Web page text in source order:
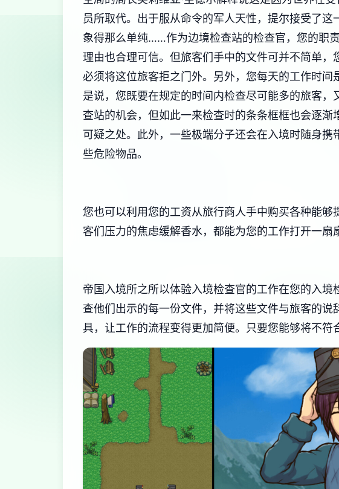
员所取代。出于服从命令的军人天性，提尔接受了
象得那么单纯……作为边境检查站的检查官，您的职
理由也合理可信。但旅客们手中的文件可并不简单
必须将这位旅客拒之门外。另外，您每天的工作时
是说，您既要在规定的时间内检查尽可能多的旅客
查站的机会，但如此一来检查时的条条框框也会逐
可疑之处。此外，一些极端分子还会在入境时随身
些危险物品。
您也可以利用您的工资从旅行商人手中购买各种能
客们压力的焦虑缓解香水，都能为您的工作打开一扇
帝国入境所之所以体验入境检查官的工作在您的入
查他们出示的每一份文件，并将这些文件与旅客的
具，让工作的流程变得更加简便。只要您能够将不符